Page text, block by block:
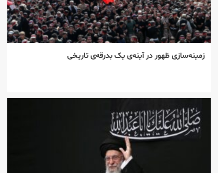
زمینه‌سازی ظهور در آینه‌ی یک بدرقه‌ی تاریخی